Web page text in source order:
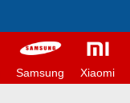
Samsung Xiaomi